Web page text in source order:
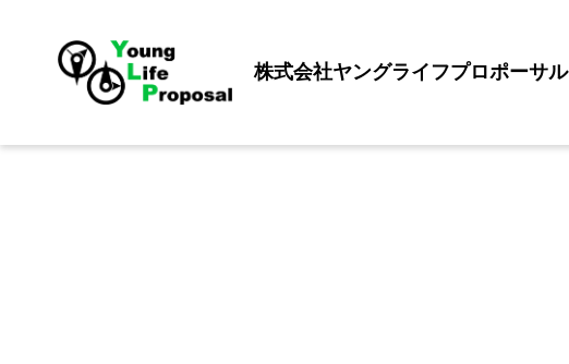
株式会社ヤングライフプロポーサル